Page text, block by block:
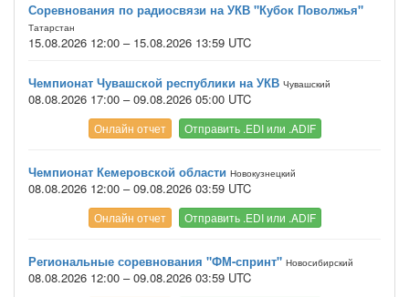
Соревнования по радиосвязи на УКВ "Кубок Поволжья"
Татарстан
15.08.2026 12:00 – 15.08.2026 13:59 UTC
Чемпионат Чувашской республики на УКВ Чувашский
08.08.2026 17:00 – 09.08.2026 05:00 UTC
Онлайн отчет Отправить .EDI или .ADIF
Чемпионат Кемеровской области Новокузнецкий
08.08.2026 12:00 – 09.08.2026 03:59 UTC
Онлайн отчет Отправить .EDI или .ADIF
Региональные соревнования "ФМ-спринт" Новосибирский
08.08.2026 12:00 – 09.08.2026 03:59 UTC